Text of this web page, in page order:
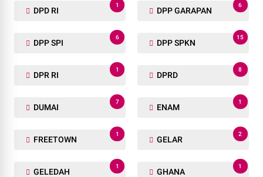
DPD RI
1
DPP GARAPAN
6
DPP SPI
6
DPP SPKN
15
DPR RI
1
DPRD
8
DUMAI
7
ENAM
1
FREETOWN
1
GELAR
2
GELEDAH
1
GHANA
1